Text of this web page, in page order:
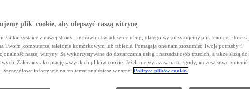
pliki cookie, aby ulepszyć naszą witrynę
Ci korzystanie z naszej strony i usprawnić świadczenie usług, dlatego wykorzystujemy pliki cookie, które są
Twoim komputerze, telefonie komórkowym lub tablecie. Pomagają one nam zrozumieć Twoje potrzeby i
naszej witryny. Są wykorzystywane do dostarczania usług i narzędzi osób trzecich, a także służą do
Zalecamy akceptację wszystkich plików cookie. Jeżeli nie wyrażasz na to zgody, możesz łatwo zmienić
Szczegółowe informacje na ten temat znajdziesz w naszej Polityce plików cookie.